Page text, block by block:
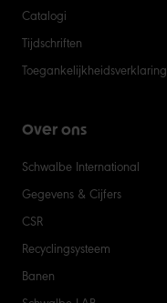
Catalogi
Tijdschriften
Toegankelijkheidsverklaring
Over ons
Schwalbe International
Gegevens & Cijfers
CSR
Recyclingsysteem
Banen